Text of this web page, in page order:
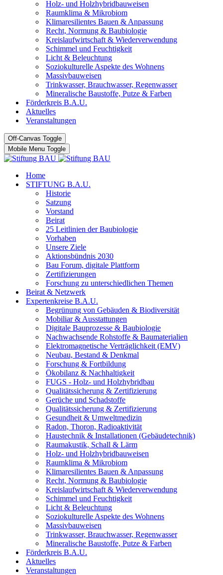
Holz- und Holzhybridbauweisen
Raumklima & Mikrobiom
Klimaresilientes Bauen & Anpassung
Recht, Normung & Baubiologie
Kreislaufwirtschaft & Wiederverwendung
Schimmel und Feuchtigkeit
Licht & Beleuchtung
Soziokulturelle Aspekte des Wohnens
Massivbauweisen
Trinkwasser, Brauchwasser, Regenwasser
Mineralische Baustoffe, Putze & Farben
Förderkreis B.A.U.
Aktuelles
Veranstaltungen
Off-Canvas Toggle
Mobile Menu Toggle
Home
STIFTUNG B.A.U.
Historie
Satzung
Vorstand
Beirat
25 Leitlinien der Baubiologie
Vorhaben
Unsere Ziele
Aktionsbündnis 2030
Bau Forum, digitale Plattform
Zertifizierungen
Forschung zu unterschiedlichen Themen
Beirat & Netzwerk
Expertenkreise B.A.U.
Begrünung von Gebäuden & Biodiversität
Mobiliar & Ausstattungen
Digitale Bauprozesse & Baubiologie
Nachwachsende Rohstoffe & Baumaterialien
Elektromagnetische Verträglichkeit (EMV)
Neubau, Bestand & Denkmal
Forschung & Fortbildung
Ökobilanz & Nachhaltigkeit
FUGS - Holz- und Holzhybridbau
Qualitätssicherung & Zertifizierung
Gerüche und Schadstoffe
Qualitätssicherung & Zertifizierung
Gesundheit & Umweltmedizin
Radon, Thoron, Radioaktivität
Haustechnik & Installationen (Gebäudetechnik)
Raumakustik, Schall & Lärm
Holz- und Holzhybridbauweisen
Raumklima & Mikrobiom
Klimaresilientes Bauen & Anpassung
Recht, Normung & Baubiologie
Kreislaufwirtschaft & Wiederverwendung
Schimmel und Feuchtigkeit
Licht & Beleuchtung
Soziokulturelle Aspekte des Wohnens
Massivbauweisen
Trinkwasser, Brauchwasser, Regenwasser
Mineralische Baustoffe, Putze & Farben
Förderkreis B.A.U.
Aktuelles
Veranstaltungen